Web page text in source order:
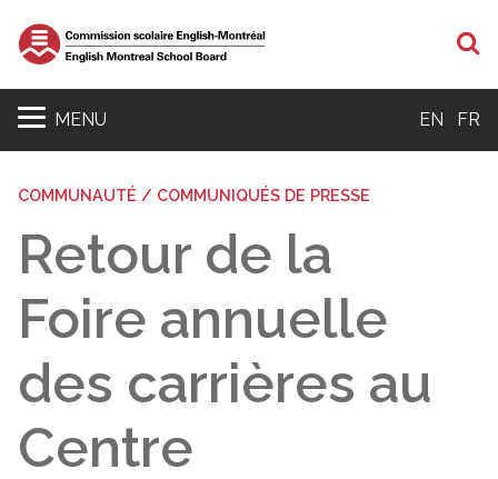
MENU EN FR
COMMUNAUTÉ / COMMUNIQUÉS DE PRESSE
Retour de la
Foire annuelle
des carrières au
Centre